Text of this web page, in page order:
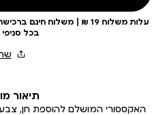
בכל
תיאור
האקססורי המושלם להוספת חן,